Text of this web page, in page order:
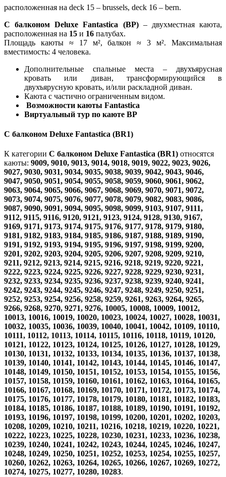
расположенная на deck 15 – brussels, deck 16 – bern.
С балконом Deluxe Fantastica (BP) – двухместная каюта,
расположенная на 15 и 16 палубах.
Площадь каюты ≈ 17 м², балкон ≈ 3 м². Максимальная
вместимость: 4 человека.
Дополнительные спальные места – двухъярусная
кровать или диван, трансформирующийся в
двухъярусную кровать, и/или раскладной диван.
Каюта с частично ограниченным видом.
Возможности каюты Fantastica
Виртуальный тур по каюте BP
С балконом Deluxe Fantastica (BR1)
К категории С балконом Deluxe Fantastica (BR1) относятся
каюты: 9009, 9010, 9013, 9014, 9018, 9019, 9022, 9023, 9026,
9027, 9030, 9031, 9034, 9035, 9038, 9039, 9042, 9043, 9046,
9047, 9050, 9051, 9054, 9055, 9058, 9059, 9060, 9061, 9062,
9063, 9064, 9065, 9066, 9067, 9068, 9069, 9070, 9071, 9072,
9073, 9074, 9075, 9076, 9077, 9078, 9079, 9082, 9083, 9086,
9087, 9090, 9091, 9094, 9095, 9098, 9099, 9103, 9107, 9111,
9112, 9115, 9116, 9120, 9121, 9123, 9124, 9128, 9130, 9167,
9169, 9171, 9173, 9174, 9175, 9176, 9177, 9178, 9179, 9180,
9181, 9182, 9183, 9184, 9185, 9186, 9187, 9188, 9189, 9190,
9191, 9192, 9193, 9194, 9195, 9196, 9197, 9198, 9199, 9200,
9201, 9202, 9203, 9204, 9205, 9206, 9207, 9208, 9209, 9210,
9211, 9212, 9213, 9214, 9215, 9216, 9218, 9219, 9220, 9221,
9222, 9223, 9224, 9225, 9226, 9227, 9228, 9229, 9230, 9231,
9232, 9233, 9234, 9235, 9236, 9237, 9238, 9239, 9240, 9241,
9242, 9243, 9244, 9245, 9246, 9247, 9248, 9249, 9250, 9251,
9252, 9253, 9254, 9256, 9258, 9259, 9261, 9263, 9264, 9265,
9266, 9268, 9270, 9271, 9276, 10005, 10008, 10009, 10012,
10013, 10016, 10019, 10020, 10023, 10024, 10027, 10028, 10031,
10032, 10035, 10036, 10039, 10040, 10041, 10042, 10109, 10110,
10111, 10112, 10113, 10114, 10115, 10116, 10118, 10119, 10120,
10121, 10122, 10123, 10124, 10125, 10126, 10127, 10128, 10129,
10130, 10131, 10132, 10133, 10134, 10135, 10136, 10137, 10138,
10139, 10140, 10141, 10142, 10143, 10144, 10145, 10146, 10147,
10148, 10149, 10150, 10151, 10152, 10153, 10154, 10155, 10156,
10157, 10158, 10159, 10160, 10161, 10162, 10163, 10164, 10165,
10166, 10167, 10168, 10169, 10170, 10171, 10172, 10173, 10174,
10175, 10176, 10177, 10178, 10179, 10180, 10181, 10182, 10183,
10184, 10185, 10186, 10187, 10188, 10189, 10190, 10191, 10192,
10193, 10196, 10197, 10198, 10199, 10200, 10201, 10202, 10203,
10208, 10209, 10210, 10211, 10216, 10218, 10219, 10220, 10221,
10222, 10223, 10225, 10228, 10230, 10231, 10233, 10236, 10238,
10239, 10240, 10241, 10242, 10243, 10244, 10245, 10246, 10247,
10248, 10249, 10250, 10251, 10252, 10253, 10254, 10255, 10257,
10260, 10262, 10263, 10264, 10265, 10266, 10267, 10269, 10272,
10274, 10275, 10277, 10280, 10283.